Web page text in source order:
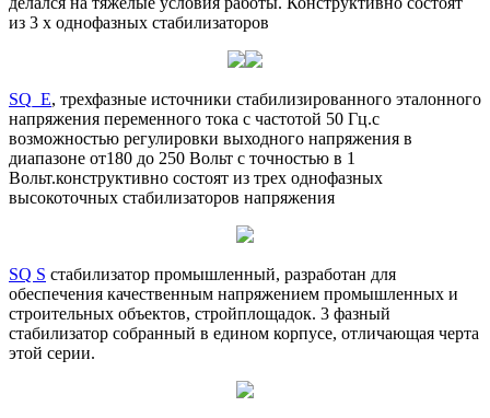
из 3 х однофазных стабилизаторов
SQ_E, трехфазные источники стабилизированного эталонного
напряжения переменного тока с частотой 50 Гц.с
возможностью регулировки выходного напряжения в
диапазоне от180 до 250 Вольт с точностью в 1
Вольт.конструктивно состоят из трех однофазных
высокоточных стабилизаторов напряжения
SQ S стабилизатор промышленный, разработан для
обеспечения качественным напряжением промышленных и
строительных объектов, стройплощадок. 3 фазный
стабилизатор собранный в едином корпусе, отличающая черта
этой серии.